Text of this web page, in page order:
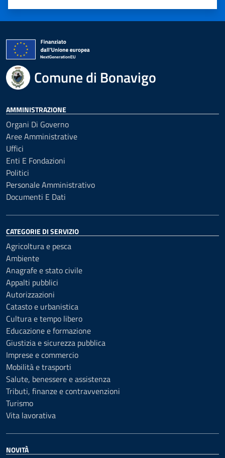
Valuta 5 stelle su 5
Valuta 4 stelle su 5
Valuta 3 stelle su 5
Valuta 2 stelle su 5
Valuta 1 stelle su 5
Comune di Bonavigo
AMMINISTRAZIONE
Organi Di Governo
Aree Amministrative
Uffici
Enti E Fondazioni
Politici
Personale Amministrativo
Documenti E Dati
CATEGORIE DI SERVIZIO
Agricoltura e pesca
Ambiente
Anagrafe e stato civile
Appalti pubblici
Autorizzazioni
Catasto e urbanistica
Cultura e tempo libero
Educazione e formazione
Giustizia e sicurezza pubblica
Imprese e commercio
Mobilità e trasporti
Salute, benessere e assistenza
Tributi, finanze e contravvenzioni
Turismo
Vita lavorativa
NOVITÀ